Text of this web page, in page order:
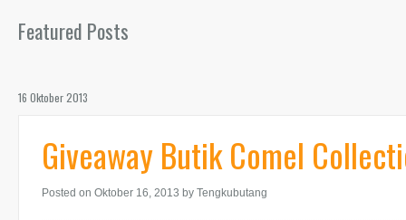
Featured Posts
16 Oktober 2013
Giveaway Butik Comel
Posted on Oktober 16, 2013 by Tengkubutang